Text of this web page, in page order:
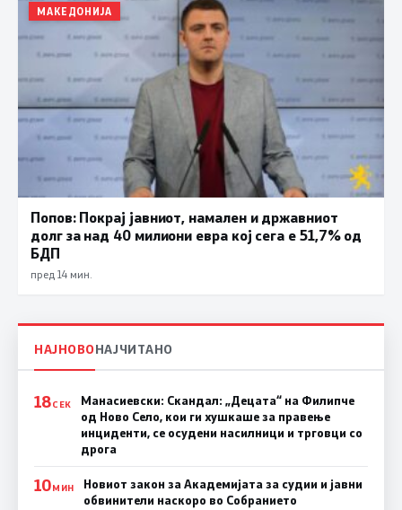
МАКЕДОНИЈА
Попов: Покрај јавниот, намален и државниот
долг за над 40 милиони евра кој сега е 51,7% од
БДП
пред 14 мин.
НАЈНОВОНАЈЧИТАНО
18СЕК
Манасиевски: Скандал: „Децата“ на Филипче
од Ново Село, кои ги хушкаше за правење
инциденти, се осудени насилници и трговци со
дрога
10МИН
Новиот закон за Академијата за судии и јавни
обвинители наскоро во Собранието